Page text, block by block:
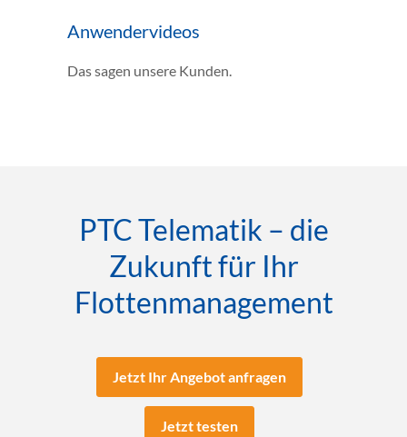
Anwendervideos
Das sagen unsere Kunden.
PTC Telematik – die
Zukunft für Ihr
Flottenmanagement
Jetzt Ihr Angebot anfragen
Jetzt testen